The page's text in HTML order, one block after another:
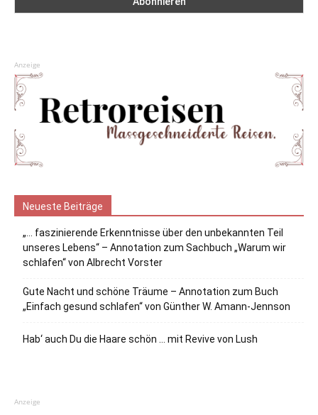
Anzeige
Neueste Beiträge
„… faszinierende Erkenntnisse über den unbekannten Teil
unseres Lebens“ – Annotation zum Sachbuch „Warum wir
schlafen“ von Albrecht Vorster
Gute Nacht und schöne Träume – Annotation zum Buch
„Einfach gesund schlafen“ von Günther W. Amann-Jennson
Hab‘ auch Du die Haare schön … mit Revive von Lush
Anzeige